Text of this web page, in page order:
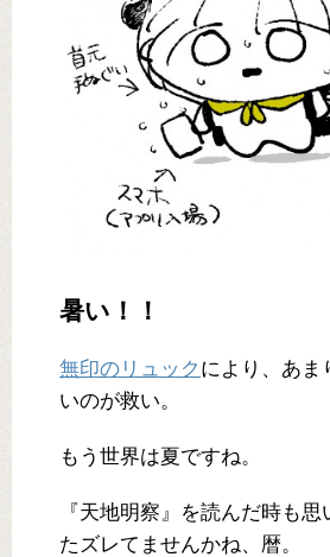
暑い！！
無印のリュック により、あま
いのが救い。
もう世界は夏ですね。
『天地明察』を読んだ時も思
たズレてませんかね、暦。